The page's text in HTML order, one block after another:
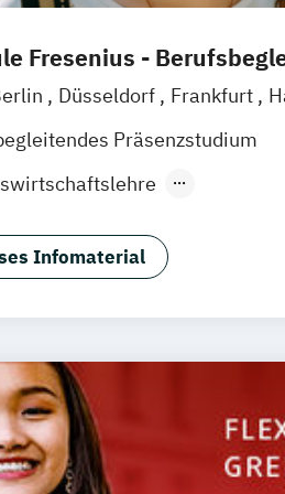
Fresenius -
Düsseldorf Frankfurt
Wiesbaden Online-Campus
Präsenzstudium
Infomaterial